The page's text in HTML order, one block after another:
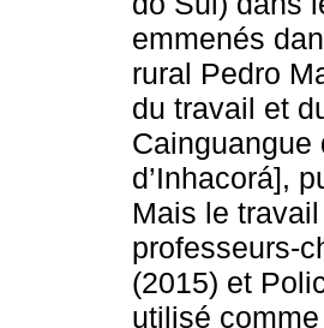
emmenés
rural Pedro
du travail et
Cainguangue
d’Inhacorá],
Mais le
professeurs-
(2015) et
utilisé